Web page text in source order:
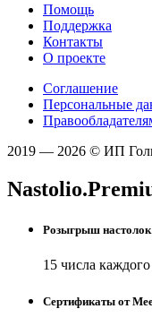
Помощь
Поддержка
Контакты
О проекте
Соглашение
Персональные
2019 — 2026 © ИП
Розыгрыш настолок
15 числа
Сертификаты от